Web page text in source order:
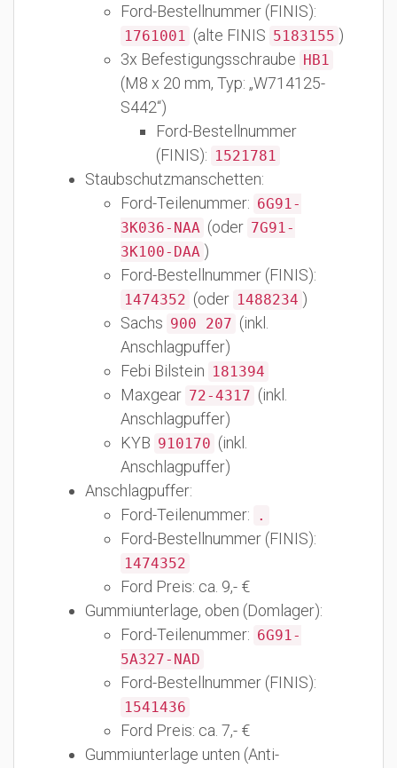
Ford-Bestellnummer (FINIS):
1761001 (alte FINIS 5183155 )
3x Befestigungsschraube HB1
(M8 x 20 mm, Typ: „W714125-
S442“)
Ford-Bestellnummer
(FINIS): 1521781
Staubschutzmanschetten:
Ford-Teilenummer: 6G91-
3K036-NAA (oder 7G91-
3K100-DAA )
Ford-Bestellnummer (FINIS):
1474352 (oder 1488234 )
Sachs 900 207 (inkl.
Anschlagpuffer)
Febi Bilstein 181394
Maxgear 72-4317 (inkl.
Anschlagpuffer)
KYB 910170 (inkl.
Anschlagpuffer)
Anschlagpuffer:
Ford-Teilenummer:
.
Ford-Bestellnummer (FINIS):
1474352
Ford Preis: ca. 9,- €
Gummiunterlage, oben (Domlager):
Ford-Teilenummer: 6G91-
5A327-NAD
Ford-Bestellnummer (FINIS):
1541436
Ford Preis: ca. 7,- €
Gummiunterlage unten (Anti-